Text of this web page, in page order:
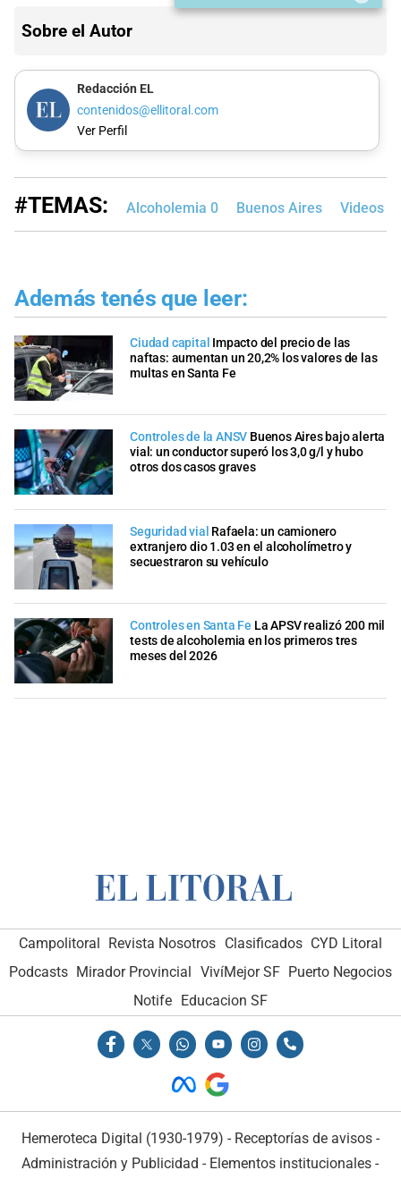
Sobre el Autor
Redacción EL
contenidos@ellitoral.com
Ver Perfil
#TEMAS: Alcoholemia 0 Buenos Aires Videos
Además tenés que leer:
Ciudad capital Impacto del precio de las
naftas: aumentan un 20,2% los valores de las
multas en Santa Fe
Controles de la ANSV Buenos Aires bajo alerta
vial: un conductor superó los 3,0 g/l y hubo
otros dos casos graves
Seguridad vial Rafaela: un camionero
extranjero dio 1.03 en el alcoholímetro y
secuestraron su vehículo
Controles en Santa Fe La APSV realizó 200 mil
tests de alcoholemia en los primeros tres
meses del 2026
Campolitoral Revista Nosotros Clasificados CYD Litoral
Podcasts Mirador Provincial VivíMejor SF Puerto Negocios
Notife
Educacion SF
Hemeroteca Digital (1930-1979) - Receptorías de avisos -
Administración y Publicidad - Elementos institucionales -